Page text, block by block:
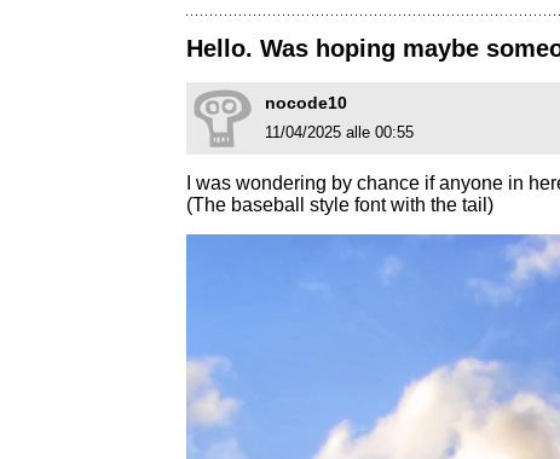
Hello. Was hoping maybe
nocode10
11/04/2025 alle 00:55
I was wondering by chance if anyone in
(The baseball style font with the tail)